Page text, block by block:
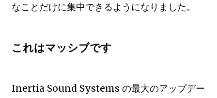
なことだけに集中できるようになりました。
これはマッシブです
Inertia Sound Systems の最大のアップデー